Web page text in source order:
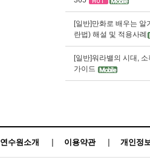
[일반]만화로 배우는
란법) 해설 및 적용사례
[일반]워라밸의 시대,
가이드
연수원소개 이용약관 개인정